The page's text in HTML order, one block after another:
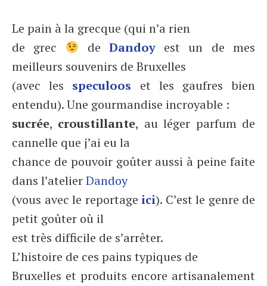
Le pain à la grecque (qui n’a rien
de grec
de Dandoyest un de mes
meilleurs souvenirs de Bruxelles
(avec les speculoos et les gaufres bien
entendu). Une gourmandise incroyable :
sucrée, croustillante, au léger parfum de
cannelle que j’ai eu la
chance de pouvoir goûter aussi à peine faite
dans l’atelierDandoy
(vous avec le reportage ici). C’est le genre de
petit goûter où il
est très difficile de s’arrêter.
L’histoire de ces pains typiques de
Bruxelles et produits encore artisanalement